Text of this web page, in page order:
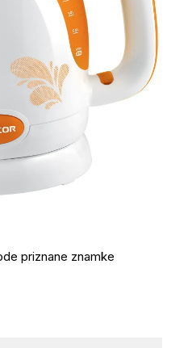
priznane znamke